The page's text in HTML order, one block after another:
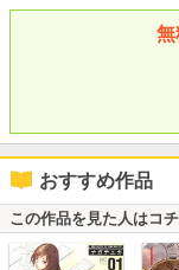
無
おすすめ作品
この作品を見た人はコ